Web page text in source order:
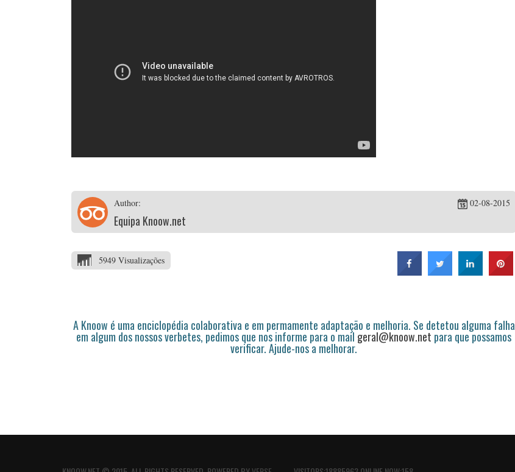
Author:
Equipa Knoow.net
02-08-2015
5949 Visualizações
A Knoow é uma enciclopédia colaborativa e em permamente adaptação e melhoria. Se detetou alguma falha
em algum dos nossos verbetes, pedimos que nos informe para o mail geral@knoow.net para que possamos
verificar. Ajude-nos a melhorar.